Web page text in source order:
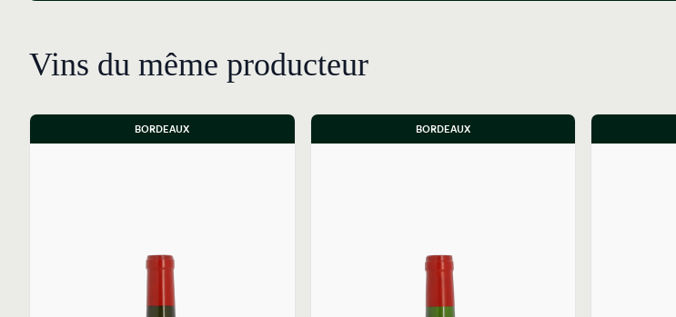
Vins du même producteur
BORDEAUX BORDEAUX